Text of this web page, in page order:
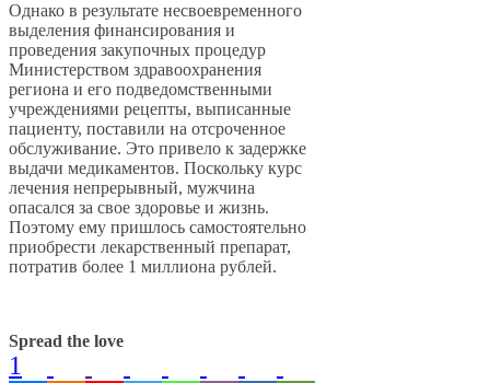
Однако в результате несвоевременного
выделения финансирования и
проведения закупочных процедур
Министерством здравоохранения
региона и его подведомственными
учреждениями рецепты, выписанные
пациенту, поставили на отсроченное
обслуживание. Это привело к задержке
выдачи медикаментов. Поскольку курс
лечения непрерывный, мужчина
опасался за свое здоровье и жизнь.
Поэтому ему пришлось самостоятельно
приобрести лекарственный препарат,
потратив более 1 миллиона рублей.
Spread the love
1